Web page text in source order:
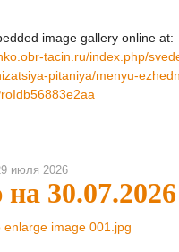
image gallery online at:
tacin.ru/index.php/
pitaniya/menyu-
июля 2026
30.07.2026